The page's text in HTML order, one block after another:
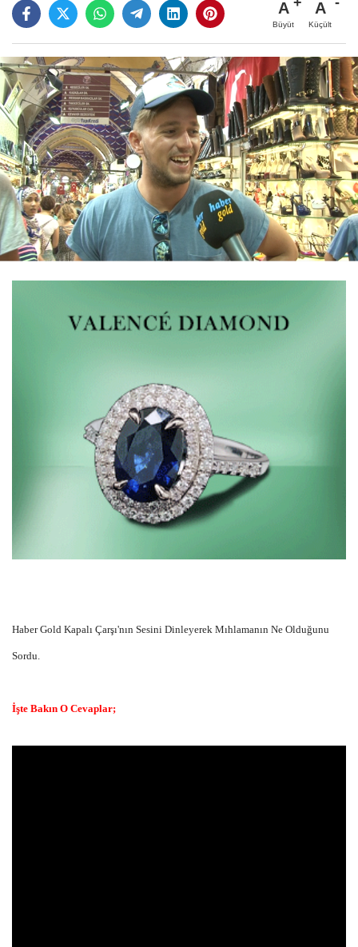
A
Büyüt
A
Küçült
Haber Gold Kapalı Çarşı'nın Sesini Dinleyerek Mıhlamanın Ne Olduğunu
Sordu.
İşte Bakın O Cevaplar;